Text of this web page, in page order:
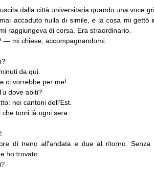
dalla città universitaria quando una voce
accaduto nulla di simile, e la cosa mi gettò
raggiungeva di corsa. Era straordinario.
mi chiese, accompagnandomi.
da qui.
ci vorrebbe per me!
dove abiti?
nei cantoni dell’Est.
torni là ogni sera.
di treno all’andata e due al ritorno. Senza
ho trovato.